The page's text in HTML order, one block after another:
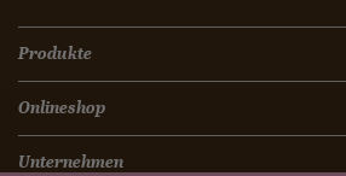
Produkte
Onlineshop
Unternehmen